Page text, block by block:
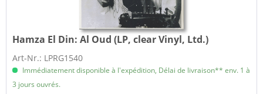
Hamza El Din:Al Oud (LP, clear Vinyl, Ltd.)
Art-Nr.: LPRG1540
Immédiatement disponible à l'expédition, Délai de livraison** env. 1 à
3 jours ouvrés.